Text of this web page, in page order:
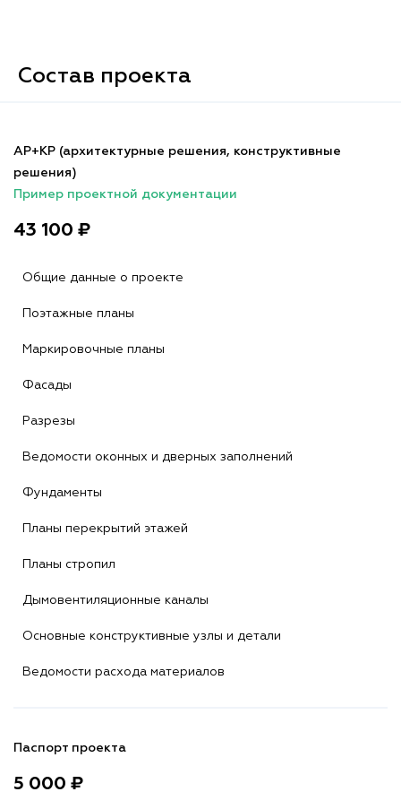
Состав проекта
АР+КР (архитектурные решения, конструктивные
решения)
Пример проектной документации
43 100 ₽
Общие данные о проекте
Поэтажные планы
Маркировочные планы
Фасады
Разрезы
Ведомости оконных и дверных заполнений
Фундаменты
Планы перекрытий этажей
Планы стропил
Дымовентиляционные каналы
Основные конструктивные узлы и детали
Ведомости расхода материалов
Паспорт проекта
5 000 ₽